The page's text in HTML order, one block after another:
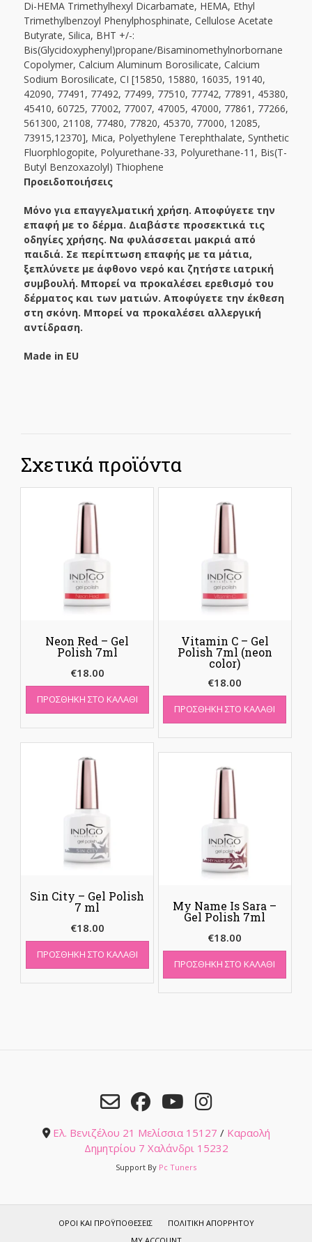
Di-HEMA Trimethylhexyl Dicarbamate, HEMA, Ethyl
Trimethylbenzoyl Phenylphosphinate, Cellulose Acetate
Butyrate, Silica, BHT +/-:
Bis(Glycidoxyphenyl)propane/Bisaminomethylnorbornane
Copolymer, Calcium Aluminum Borosilicate, Calcium
Sodium Borosilicate, CI [15850, 15880, 16035, 19140,
42090, 77491, 77492, 77499, 77510, 77742, 77891, 45380,
45410, 60725, 77002, 77007, 47005, 47000, 77861, 77266,
561300, 21108, 77480, 77820, 45370, 77000, 12085,
73915,12370], Mica, Polyethylene Terephthalate, Synthetic
Fluorphlogopite, Polyurethane-33, Polyurethane-11, Bis(T-
Butyl Benzoxazolyl) Thiophene
Προειδοποιήσεις
Μόνο για επαγγελματική χρήση. Αποφύγετε την
επαφή με το δέρμα. Διαβάστε προσεκτικά τις
οδηγίες χρήσης. Να φυλάσσεται μακριά από
παιδιά. Σε περίπτωση επαφής με τα μάτια,
ξεπλύνετε με άφθονο νερό και ζητήστε ιατρική
συμβουλή. Μπορεί να προκαλέσει ερεθισμό του
δέρματος και των ματιών. Αποφύγετε την έκθεση
στη σκόνη. Μπορεί να προκαλέσει αλλεργική
αντίδραση.
Made in EU
Σχετικά προϊόντα
Neon Red – Gel
Polish 7ml
€18.00
ΠΡΟΣΘΉΚΗ ΣΤΟ ΚΑΛΆΘΙ
Vitamin C – Gel
Polish 7ml (neon
color)
€18.00
ΠΡΟΣΘΉΚΗ ΣΤΟ ΚΑΛΆΘΙ
Sin City – Gel Polish
7 ml
€18.00
ΠΡΟΣΘΉΚΗ ΣΤΟ ΚΑΛΆΘΙ
My Name Is Sara –
Gel Polish 7ml
€18.00
ΠΡΟΣΘΉΚΗ ΣΤΟ ΚΑΛΆΘΙ
Ελ. Βενιζέλου 21 Μελίσσια 15127 / Καραολή
Δημητρίου 7 Χαλάνδρι 15232
Support By Pc Tuners
ΌΡΟΙ ΚΑΙ ΠΡΟΫΠΟΘΈΣΕΙΣ
ΠΟΛΙΤΙΚΉ ΑΠΟΡΡΉΤΟΥ
MY ACCOUNT